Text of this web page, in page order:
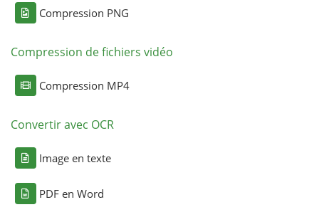
Compression PNG
Compression de fichiers vidéo
Compression MP4
Convertir avec OCR
Image en texte
PDF en Word